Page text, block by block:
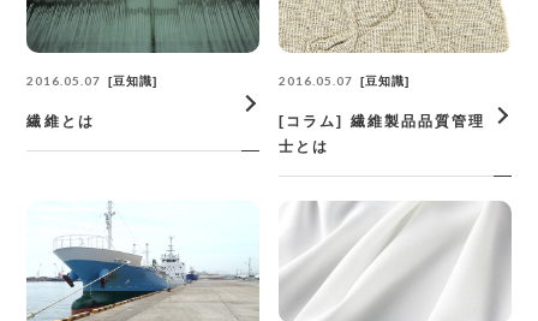
2016.05.07 豆知識
繊維とは
2016.05.07 豆知識
[コラム] 繊維製品品質管理
士とは